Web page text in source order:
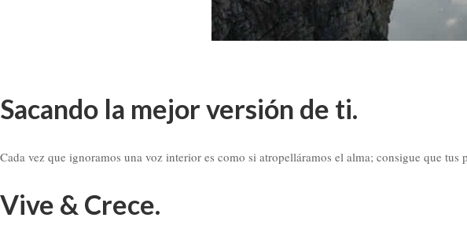
Sacando la mejor versión de ti.
Cada vez que ignoramos una voz interior es como si atropelláramos el alma; consigue que
Vive & Crece.